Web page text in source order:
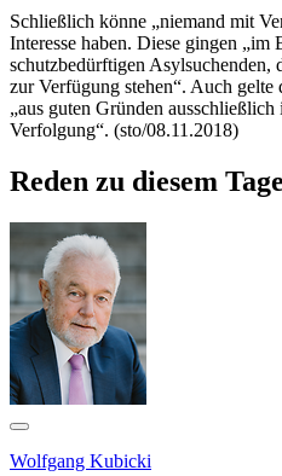
Schließlich könne „niemand mit
Interesse haben. Diese gingen „im
schutzbedürftigen Asylsuchenden,
zur Verfügung stehen“. Auch
„aus guten Gründen
Verfolgung“. (sto/08.11.2018)
Reden zu diesem
Wolfgang Kubicki